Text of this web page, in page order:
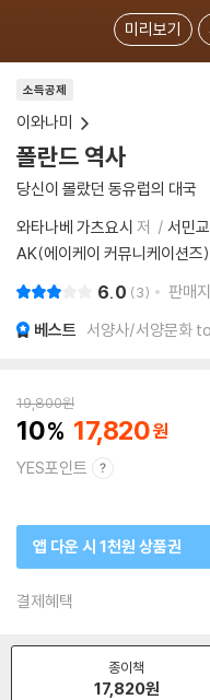
미리보기
소득공제
이와나미
폴란드 역사
당신이 몰랐던 동유럽의 대국
와타나베 가츠요시 저 서민교
AK(에이케이 커뮤니케이션즈)
6.0 3 판매
베스트 서양사/서양문화
19,800원
10 17,820
YES포인트
앱 다운 시 1천원 상품권
결제혜택
종이책
17,820원